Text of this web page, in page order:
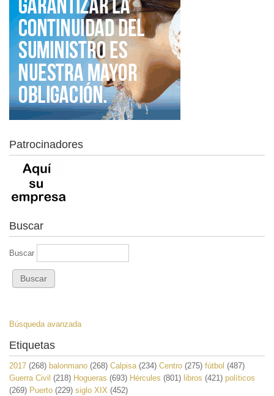
Patrocinadores
Buscar
Buscar
Búsqueda avanzada
Etiquetas
2017 (268) balonmano (268) Calpisa(234) Centro (275) fútbol (487)
Guerra Civil (218) Hogueras (693) Hércules (801) libros (421) políticos
(269) Puerto (229) siglo XIX (452)